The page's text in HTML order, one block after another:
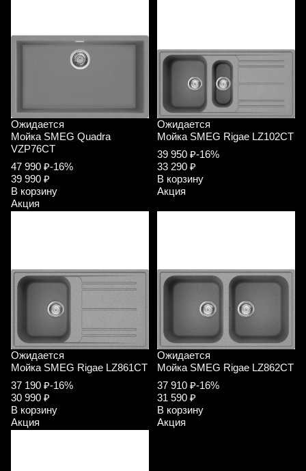
Ожидается
Мойка SMEG Quadra
VZP76CT
47 990 ₽-16%
39 990 ₽
В корзину
Акция
Ожидается
Мойка SMEG Rigae LZ102CT
39 950 ₽-16%
33 290 ₽
В корзину
Акция
Ожидается
Мойка SMEG Rigae LZ861CT
37 190 ₽-16%
30 990 ₽
В корзину
Акция
Ожидается
Мойка SMEG Rigae LZ862CT
37 910 ₽-16%
31 590 ₽
В корзину
Акция